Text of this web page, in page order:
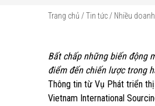
Trang chủ /Tin tức / Nhiều
Bất chấp những biến động
điểm đến chiến lược trong
Thông tin từ Vụ Phát triển
Vietnam International